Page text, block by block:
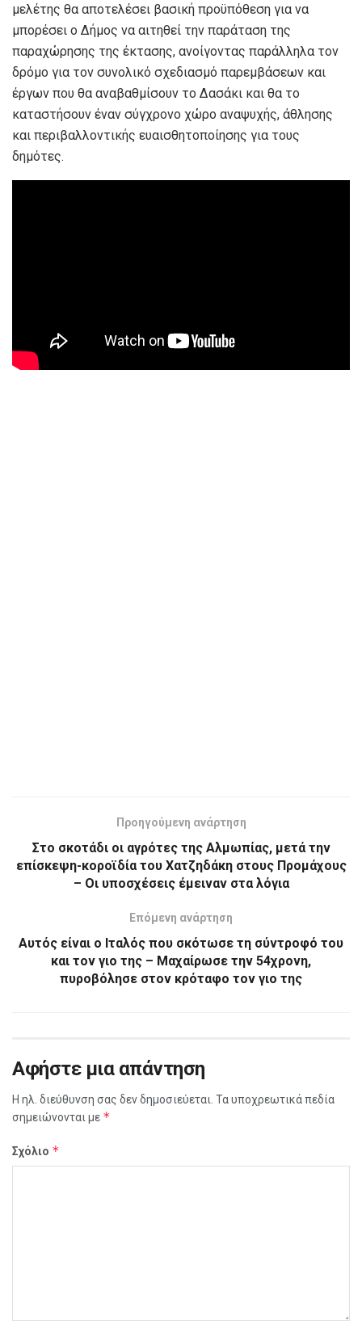
μελέτης θα αποτελέσει βασική προϋπόθεση για να
μπορέσει ο Δήμος να αιτηθεί την παράταση της
παραχώρησης της έκτασης, ανοίγοντας παράλληλα τον
δρόμο για τον συνολικό σχεδιασμό παρεμβάσεων και
έργων που θα αναβαθμίσουν το Δασάκι και θα το
καταστήσουν έναν σύγχρονο χώρο αναψυχής, άθλησης
και περιβαλλοντικής ευαισθητοποίησης για τους
δημότες.
Προηγούμενη ανάρτηση
Στο σκοτάδι οι αγρότες της Αλμωπίας, μετά την
επίσκεψη-κοροϊδία του Χατζηδάκη στους Προμάχους
– Οι υποσχέσεις έμειναν στα λόγια
Επόμενη ανάρτηση
Αυτός είναι ο Ιταλός που σκότωσε τη σύντροφό του
και τον γιο της – Μαχαίρωσε την 54χρονη,
πυροβόλησε στον κρόταφο τον γιο της
Αφήστε μια απάντηση
Η ηλ. διεύθυνση σας δεν δημοσιεύεται. Τα υποχρεωτικά πεδία
σημειώνονται με *
Σχόλιο *